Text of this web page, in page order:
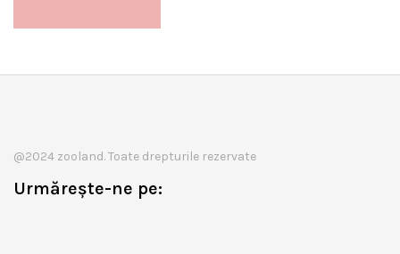
@2024 zooland. Toate drepturile rezervate
Urmărește-ne pe: